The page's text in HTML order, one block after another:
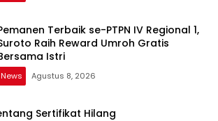
Terbaik se-PTPN IV Regional 1,
Raih Reward Umroh Gratis
Istri
News Agustus 8, 2026
Sertifikat Hilang